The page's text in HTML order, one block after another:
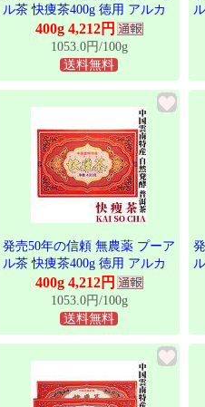
ル茶 快痩茶400g 徳用 アルカ
リ度64 東西物産株式会社 群馬
県 雲南 黒茶 後発酵茶 プアー
ル茶 プーアール茶 ティーバッ
グ プーアル ぷーあるちゃ 美
容茶 健康茶 お茶 年間限定輸
入 発売40年を超えるロングセ
ラー プーアール茶
400g 4,212円
1053.0円/100g
送料無料
発売50年の信頼 無農薬 プーア
ル茶 快痩茶400g 徳用 アルカ
リ度64 東西物産株式会社 群馬
県 雲南 黒茶 後発酵茶 プアー
ル茶 プーアール茶 ティーバッ
グ プーアル ぷーあるちゃ 美
容茶 健康茶 お茶 年間限定輸
入 発売40年を超えるロングセ
ラー プーアール茶
400g 4,212円
1053.0円/100g
送料無料